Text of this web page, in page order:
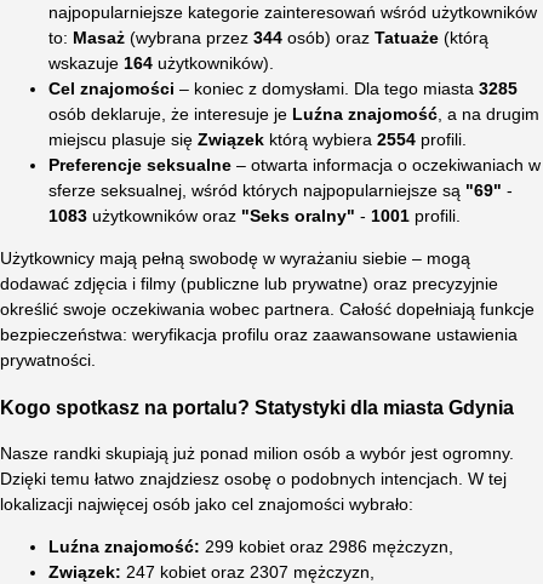
najpopularniejsze kategorie zainteresowań wśród użytkowników
to: Masaż (wybrana przez 344 osób) oraz Tatuaże (którą
wskazuje 164 użytkowników).
Cel znajomości – koniec z domysłami. Dla tego miasta 3285
osób deklaruje, że interesuje je Luźna znajomość , a na drugim
miejscu plasuje się Związek którą wybiera 2554 profili.
Preferencje seksualne – otwarta informacja o oczekiwaniach w
sferze seksualnej, wśród których najpopularniejsze są "69" -
1083 użytkowników oraz "Seks oralny" - 1001 profili.
Użytkownicy mają pełną swobodę w wyrażaniu siebie – mogą
dodawać zdjęcia i filmy (publiczne lub prywatne) oraz precyzyjnie
określić swoje oczekiwania wobec partnera. Całość dopełniają funkcje
bezpieczeństwa: weryfikacja profilu oraz zaawansowane ustawienia
prywatności.
Kogo spotkasz na portalu? Statystyki dla miasta Gdynia
Nasze randki skupiają już ponad milion osób a wybór jest ogromny.
Dzięki temu łatwo znajdziesz osobę o podobnych intencjach. W tej
lokalizacji najwięcej osób jako cel znajomości wybrało:
Luźna znajomość: 299 kobiet oraz 2986 mężczyzn,
Związek: 247 kobiet oraz 2307 mężczyzn,